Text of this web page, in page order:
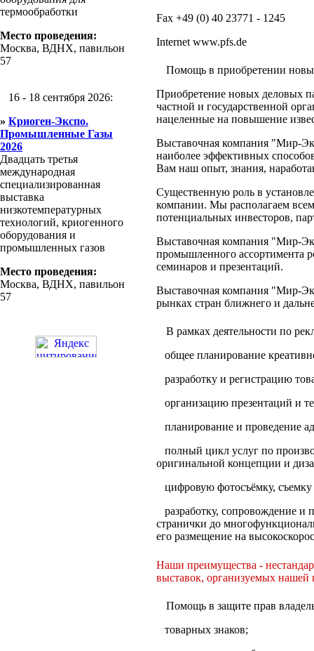
термообработки
Место проведения:
Москва, ВДНХ, павильон
57
16 - 18 сентября 2026:
» Криоген-Экспо.
Промышленные Газы
2026
Двадцать третья
международная
специализированная
выставка
низкотемпературных
технологий, криогенного
оборудования и
промышленных газов
Место проведения:
Москва, ВДНХ, павильон
57
Fax +49 (0) 40 23771 - 1245
Internet www.pfs.de
Помощь в приобретении
Приобретение новых деловых
частной и государственной
нацеленные на повышение
Выставочная компания "Мир-
наиболее эффективных
Вам наш опыт, знания,
Существенную роль в
компании. Мы располагаем
потенциальных инвесторов,
Выставочная компания "Мир-
промышленного ассортимента
семинаров и презентаций.
Выставочная компания "Мир-
рынках стран ближнего и
В рамках деятельности по
общее планирование
разработку и регистрацию
организацию презентаций и
планирование и проведение
полный цикл услуг по
оригинальной концепции и
цифровую фотосъёмку,
разработку, сопровождение
странички до
его размещение на
Наши преимущества -
выставок, организуемых нашей
Помощь в защите прав
товарных знаков;